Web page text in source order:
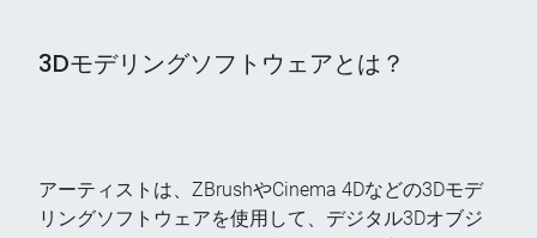
3Dモデリングソフトウェアとは？
アーティストは、ZBrushやCinema 4Dなどの3Dモデ
リングソフトウェアを使用して、デジタル3Dオブジ